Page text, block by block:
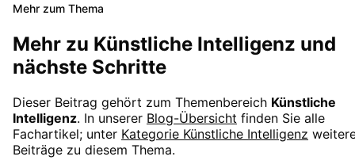
Mehr zum Thema
Mehr zu Künstliche Intelligenz und
nächste Schritte
Dieser Beitrag gehört zum Themenbereich Künstliche
Intelligenz. In unserer Blog-Übersicht finden Sie alle
Fachartikel; unter Kategorie Künstliche Intelligenz
Beiträge zu diesem Thema.